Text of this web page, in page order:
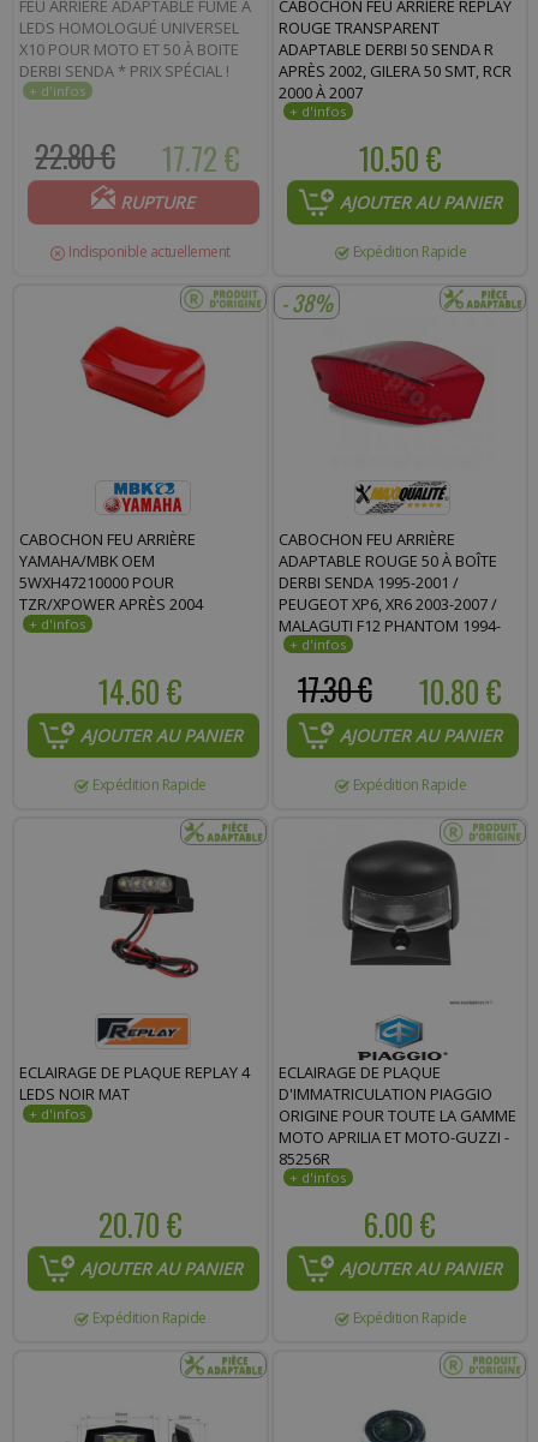
FEU ARRIÈRE ADAPTABLE FUMÉ À
LEDS HOMOLOGUÉ UNIVERSEL
X10 POUR MOTO ET 50 À BOITE
DERBI SENDA * PRIX SPÉCIAL !
17.72 €
22.80 €
RUPTURE
Indisponible actuellement
CABOCHON FEU ARRIÈRE REPLAY
ROUGE TRANSPARENT
ADAPTABLE DERBI 50 SENDA R
APRÈS 2002, GILERA 50 SMT, RCR
2000 À 2007
10.50 €
AJOUTER AU PANIER
Expédition Rapide
CABOCHON FEU ARRIÈRE
YAMAHA/MBK OEM
5WXH47210000 POUR
TZR/XPOWER APRÈS 2004
14.60 €
AJOUTER AU PANIER
Expédition Rapide
- 38%
CABOCHON FEU ARRIÈRE
ADAPTABLE ROUGE 50 À BOÎTE
DERBI SENDA 1995-2001 /
PEUGEOT XP6, XR6 2003-2007 /
MALAGUTI F12 PHANTOM 1994-
1998 / GILERA GSM APRÈS 1995 /
MONSTER
10.80 €
17.30 €
AJOUTER AU PANIER
Expédition Rapide
ECLAIRAGE DE PLAQUE REPLAY 4
LEDS NOIR MAT
20.70 €
AJOUTER AU PANIER
Expédition Rapide
ECLAIRAGE DE PLAQUE
D'IMMATRICULATION PIAGGIO
ORIGINE POUR TOUTE LA GAMME
MOTO APRILIA ET MOTO-GUZZI -
85256R
6.00 €
AJOUTER AU PANIER
Expédition Rapide
Commentaire :